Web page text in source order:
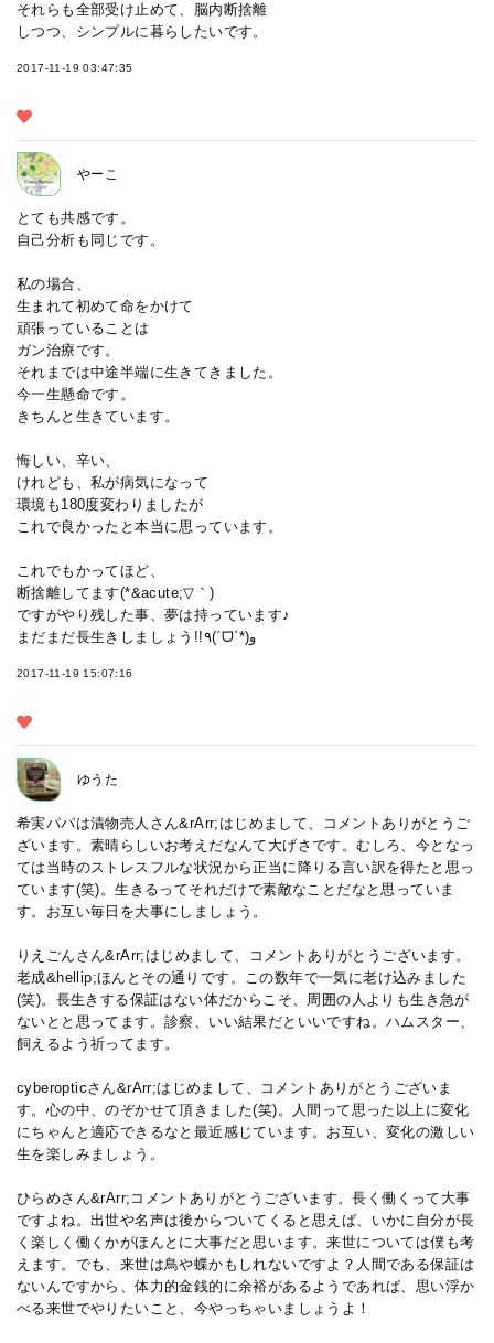
それらも全部受け止めて、脳内断捨離
しつつ、シンプルに暮らしたいです。
2017-11-19 03:47:35
やーこ
とても共感です。
自己分析も同じです。
私の場合、
生まれて初めて命をかけて
頑張っていることは
ガン治療です。
それまでは中途半端に生きてきました。
今一生懸命です。
きちんと生きています。
悔しい、辛い、
けれども、私が病気になって
環境も180度変わりましたが
これで良かったと本当に思っています。
これでもかってほど、
断捨離してます(*&acute;▽｀)
ですがやり残した事、夢は持っています♪
まだまだ長生きしましょう!!٩(ˊᗜˋ*)و
2017-11-19 15:07:16
ゆうた
希実パパは漬物売人さん&rArr;はじめまして、コメントありがとうご
ざいます。素晴らしいお考えだなんて大げさです。むしろ、今となっ
ては当時のストレスフルな状況から正当に降りる言い訳を得たと思っ
ています(笑)。生きるってそれだけで素敵なことだなと思っていま
す。お互い毎日を大事にしましょう。
りえごんさん&rArr;はじめまして、コメントありがとうございます。
老成&hellip;ほんとその通りです。この数年で一気に老け込みました
(笑)。長生きする保証はない体だからこそ、周囲の人よりも生き急が
ないとと思ってます。診察、いい結果だといいですね。ハムスター、
飼えるよう祈ってます。
cyberopticさん&rArr;はじめまして、コメントありがとうございま
す。心の中、のぞかせて頂きました(笑)。人間って思った以上に変化
にちゃんと適応できるなと最近感じています。お互い、変化の激しい
生を楽しみましょう。
ひらめさん&rArr;コメントありがとうございます。長く働くって大事
ですよね。出世や名声は後からついてくると思えば、いかに自分が長
く楽しく働くかがほんとに大事だと思います。来世については僕も考
えます。でも、来世は鳥や蝶かもしれないですよ？人間である保証は
ないんですから、体力的金銭的に余裕があるようであれば、思い浮か
べる来世でやりたいこと、今やっちゃいましょうよ！